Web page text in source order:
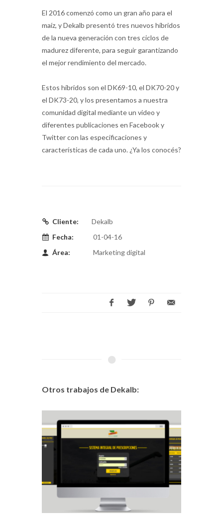
El 2016 comenzó como un gran año para el
maíz, y Dekalb presentó tres nuevos híbridos
de la nueva generación con tres ciclos de
madurez diferente, para seguir garantizando
el mejor rendimiento del mercado.
Estos híbridos son el DK69-10, el DK70-20 y
el DK73-20, y los presentamos a nuestra
comunidad digital mediante un video y
diferentes publicaciones en Facebook y
Twitter con las especificaciones y
características de cada uno. ¿Ya los conocés?
Cliente:
Dekalb
Fecha:
01-04-16
Área:
Marketing digital
Otros trabajos de Dekalb: